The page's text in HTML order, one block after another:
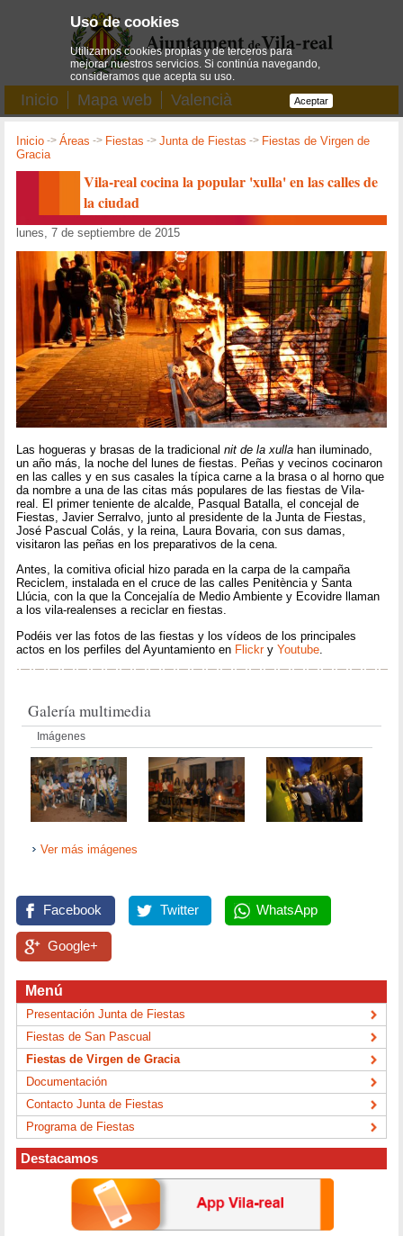
Inicio Mapa web Valencià
Inicio ->Áreas -> Fiestas ->Junta de Fiestas -> Fiestas de Virgen de
Gracia
Vila-real cocina la popular 'xulla' en las calles de
la ciudad
lunes, 7 de septiembre de 2015
Las hogueras y brasas de la tradicionalnit de la xulla han iluminado,
un año más, la noche del lunes de fiestas. Peñas y vecinos cocinaron
en las calles y en sus casales la típica carne a la brasa o al horno que
da nombre a una de las citas más populares de las fiestas de Vila-
real. El primer teniente de alcalde, Pasqual Batalla, el concejal de
Fiestas, Javier Serralvo, junto al presidente de la Junta de Fiestas,
José Pascual Colás, y la reina, Laura Bovaria, con sus damas,
visitaron las peñas en los preparativos de la cena.
Antes, la comitiva oficial hizo parada en la carpa de la campaña
Reciclem, instalada en el cruce de las calles Penitència y Santa
Llúcia, con la que la Concejalía de Medio Ambiente y Ecovidre llaman
a los vila-realenses a reciclar en fiestas.
Podéis ver las fotos de las fiestas y los vídeos de los principales
actos en los perfiles del Ayuntamiento en FlickryYoutube
Galería multimedia
Imágenes
Ver más imágenes
Facebook Twitter WhatsApp
Google+
Menú
Presentación Junta de Fiestas
Fiestas de San Pascual
Fiestas de Virgen de Gracia
Documentación
Contacto Junta de Fiestas
Programa de Fiestas
Destacamos
Uso de cookies
Utilizamos cookies propias y de terceros para
mejorar nuestros servicios. Si continúa navegando,
consideramos que acepta su uso.
Aceptar